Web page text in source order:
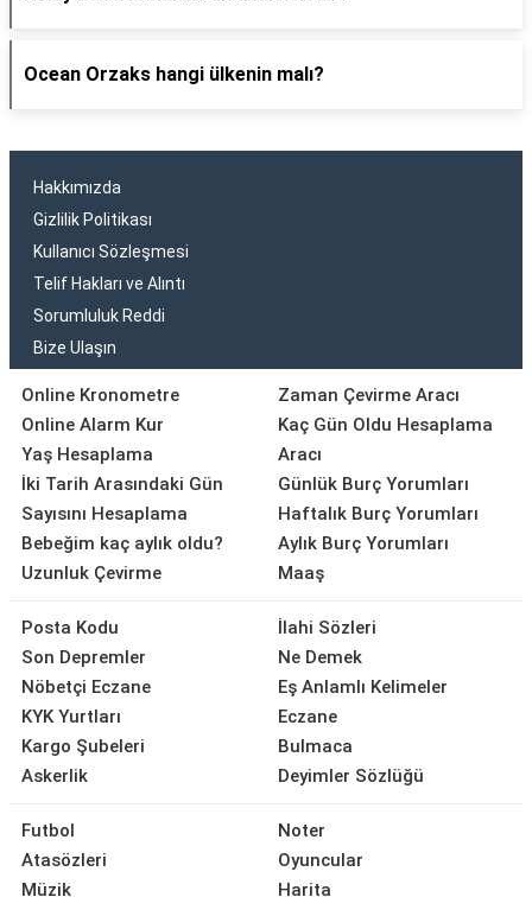
Ocean Orzaks hangi ülkenin malı?
Hakkımızda
Gizlilik Politikası
Kullanıcı Sözleşmesi
Telif Hakları ve Alıntı
Sorumluluk Reddi
Bize Ulaşın
Online Kronometre
Online Alarm Kur
Yaş Hesaplama
İki Tarih Arasındaki Gün
Sayısını Hesaplama
Bebeğim kaç aylık oldu?
Uzunluk Çevirme
Zaman Çevirme Aracı
Kaç Gün Oldu Hesaplama
Aracı
Günlük Burç Yorumları
Haftalık Burç Yorumları
Aylık Burç Yorumları
Maaş
Posta Kodu
Son Depremler
Nöbetçi Eczane
KYK Yurtları
Kargo Şubeleri
Askerlik
İlahi Sözleri
Ne Demek
Eş Anlamlı Kelimeler
Eczane
Bulmaca
Deyimler Sözlüğü
Futbol
Atasözleri
Müzik
Noter
Oyuncular
Harita